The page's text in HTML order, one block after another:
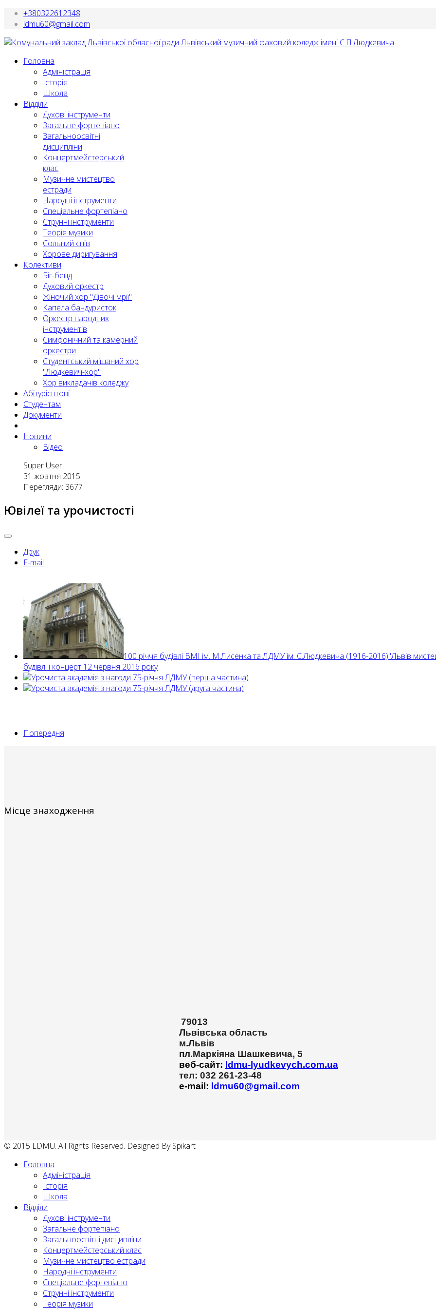
+380322612348
ldmu60@gmail.com
Головна
Адміністрація
Історія
Школа
Відділи
Духові інструменти
Загальне фортепіано
Загальноосвітні
дисципліни
Концертмейстерський
клас
Музичне мистецтво
естради
Народні інструменти
Спеціальне фортепіано
Струнні інструменти
Теорія музики
Сольний спів
Хорове диригування
Колективи
Біг-бенд
Духовий оркестр
Жіночий хор "Дівочі мрії"
Капела бандуристок
Оркестр народних
інструментів
Симфонічний та камерний
оркестри
Студентський мішаний хор
"Людкевич-хор"
Хор викладачів коледжу
Абітурієнтові
Студентам
Документи
Новини
Відео
Super User
31 жовтня 2015
Перегляди: 3677
Ювілеї та урочистості
Друк
E-mail
100 річчя будівлі ВМІ ім. М.Лисенка та ЛДМУ ім. С.Людкевича (1916-2016)"Львів
будівлі і концерт 12 червня 2016 року
Урочиста академія з нагоди 75-річчя ЛДМУ (перша частина)
Урочиста академія з нагоди 75-річчя ЛДМУ (друга частина)
Попередня
Місце знаходження
79013
Львівська область
м.Львів
пл.Маркіяна Шашкевича, 5
веб-сайт: ldmu-lyudkevych.com.ua
тел: 032 261-23-48
e-mail: ldmu60@gmail.com
© 2015 LDMU. All Rights Reserved. Designed By Spikart
Головна
Адміністрація
Історія
Школа
Відділи
Духові інструменти
Загальне фортепіано
Загальноосвітні дисципліни
Концертмейстерський клас
Музичне мистецтво естради
Народні інструменти
Спеціальне фортепіано
Струнні інструменти
Теорія музики